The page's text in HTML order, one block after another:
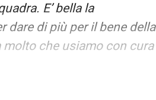
E’ bella la
dare di più per il bene della
molto che usiamo con cura